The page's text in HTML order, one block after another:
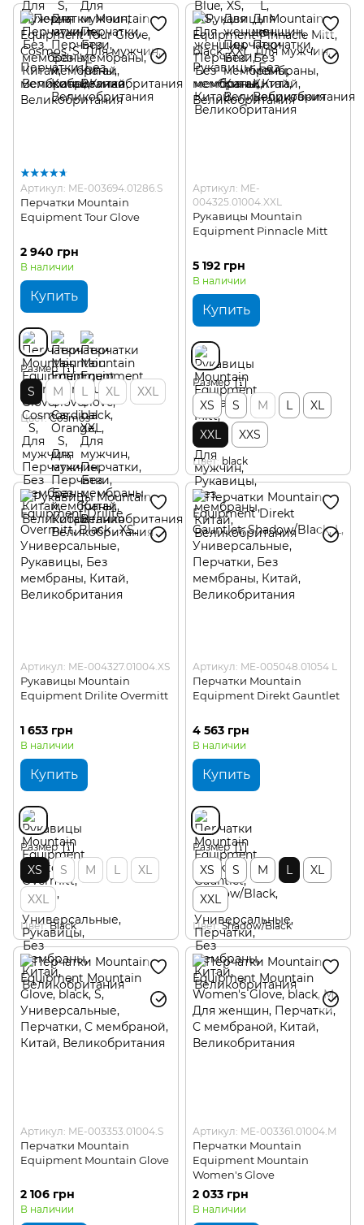
Артикул: ME-003694.01286.S
Перчатки Mountain
Equipment Tour Glove
2 940 грн
В наличии
Купить
Размер
S M L XL XXL
Цвет Cosmos
Артикул: ME-
004325.01004.XXL
Рукавицы Mountain
Equipment Pinnacle Mitt
5 192 грн
В наличии
Купить
Размер
XS S M L
XL
XXL
XXS
Цвет black
Артикул: ME-004327.01004.XS
Рукавицы Mountain
Equipment Drilite Overmitt
1 653 грн
В наличии
Купить
Размер
XS S M L
XL
XXL
Цвет Black
Артикул: ME-005048.01054 L
Перчатки Mountain
Equipment Direkt Gauntlet
4 563 грн
В наличии
Купить
Размер
XS S M L
XL
XXL
Цвет Shadow/Black
Артикул: ME-003353.01004.S
Перчатки Mountain
Equipment Mountain Glove
2 106 грн
В наличии
Артикул: ME-003361.01004.M
Перчатки Mountain
Equipment Mountain
Women's Glove
2 033 грн
В наличии